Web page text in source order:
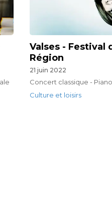
Valses - Festival
Région
21 juin 2022
Concert classique -
Culture et loisirs